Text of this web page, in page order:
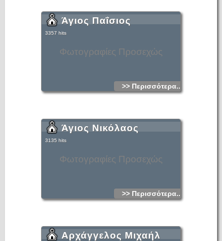
Φωτογραφίες Προσεχώς
Άγιος Παΐσιος
3357 hits
>> Περισσότερα...
Φωτογραφίες Προσεχώς
Άγιος Νικόλαος
3135 hits
>> Περισσότερα...
Αρχάγγελος Μιχαήλ